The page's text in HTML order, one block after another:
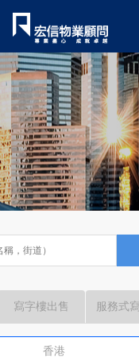
寫字樓出售 服務式